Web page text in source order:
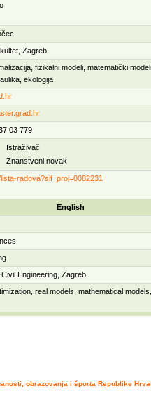
Zagreb
fizikalni modeli, matematički
ekologija
03 779
Istraživač
Znanstveni novak
radova?sif_proj=0082231
English
Engineering, Zagreb
real models, mathematical
obrazovanja i športa Republike